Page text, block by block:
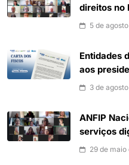
direitos no
5 de
Entidades
aos
3 de
ANFIP
serviços
29 de maio